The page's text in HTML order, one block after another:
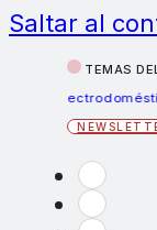
Saltar al
TEMAS
electrodomésticos